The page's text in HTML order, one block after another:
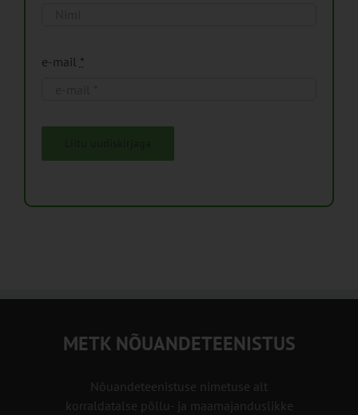
e-mail *
METK NÕUANDETEENISTUS
Nõuandeteenistuse nimetuse alt
korraldatalse põllu- ja maamajanduslikke